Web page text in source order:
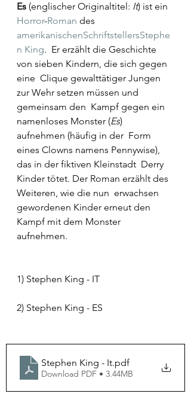
Es (englischer Originaltitel: It) ist ein
Horror-Roman des
amerikanischenSchriftstellersStephe
n King.  Er erzählt die Geschichte
von sieben Kindern, die sich gegen
eine  Clique gewalttätiger Jungen
zur Wehr setzen müssen und
gemeinsam den  Kampf gegen ein
namenloses Monster (Es)
aufnehmen (häufig in der  Form
eines Clowns namens Pennywise),
das in der fiktiven Kleinstadt  Derry
Kinder tötet. Der Roman erzählt des
Weiteren, wie die nun  erwachsen
gewordenen Kinder erneut den
Kampf mit dem Monster
aufnehmen.
1) Stephen King - IT
2) Stephen King - ES
Stephen King - It.pdf
Download PDF • 3.44MB